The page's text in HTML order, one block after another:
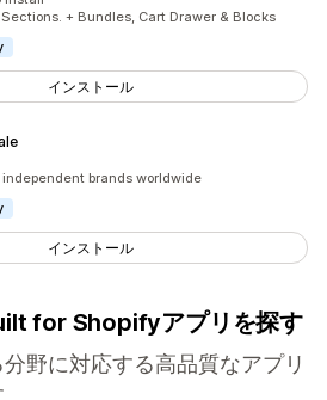
件
+ Bundles, Cart Drawer & Blocks
インストール
brands worldwide
インストール
for Shopifyアプリを探す
野に対応する高品質なアプリ